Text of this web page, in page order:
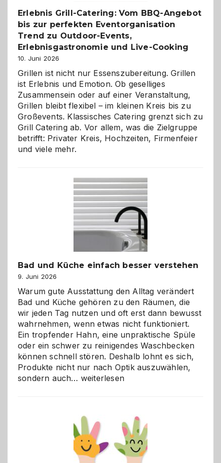
Erlebnis Grill-Catering: Vom BBQ-Angebot
bis zur perfekten Eventorganisation
Trend zu Outdoor-Events,
Erlebnisgastronomie und Live-Cooking
10. Juni 2026
Grillen ist nicht nur Essenszubereitung. Grillen
ist Erlebnis und Emotion. Ob geselliges
Zusammensein oder auf einer Veranstaltung,
Grillen bleibt flexibel – im kleinen Kreis bis zu
Großevents. Klassisches Catering grenzt sich zu
Grill Catering ab. Vor allem, was die Zielgruppe
betrifft: Privater Kreis, Hochzeiten, Firmenfeier
und viele mehr.
Bad und Küche einfach besser verstehen
9. Juni 2026
Warum gute Ausstattung den Alltag verändert
Bad und Küche gehören zu den Räumen, die
wir jeden Tag nutzen und oft erst dann bewusst
wahrnehmen, wenn etwas nicht funktioniert.
Ein tropfender Hahn, eine unpraktische Spüle
oder ein schwer zu reinigendes Waschbecken
können schnell stören. Deshalb lohnt es sich,
Produkte nicht nur nach Optik auszuwählen,
sondern auch… Bad
besser
verstehen
weiterlesen